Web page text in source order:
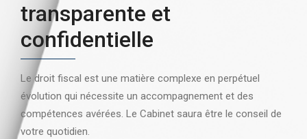
transparente et
confidentielle
Le droit fiscal est une matière complexe en perpétuel
évolution qui nécessite un accompagnement et des
compétences avérées. Le Cabinet saura être le conseil de
votre quotidien.